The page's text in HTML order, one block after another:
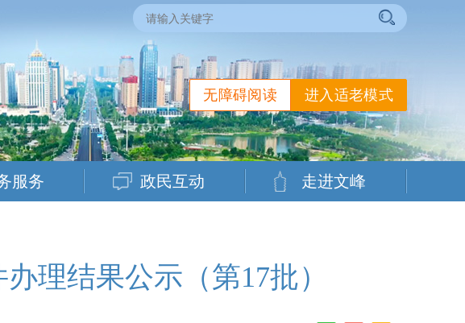
进入适老模式
无障碍阅读
服务 政民互动 走进文峰
理结果公示（第17批）